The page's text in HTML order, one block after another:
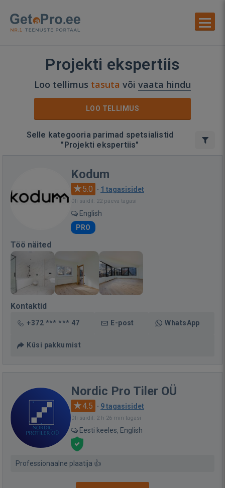
Projekti ekspertiis
Loo tellimus tasuta või vaata hindu
LOO TELLIMUS
Selle kategooria parimad spetsialistid
"Projekti ekspertiis"
Kodum
5.0 · 1 tagasisidet
Oli saidil: 22 päeva tagasi
English
PRO
Töö näited
Kontaktid
+372 *** *** 47 E-post WhatsApp
Küsi pakkumist
Nordic Pro Tiler OÜ
4.5 · 9 tagasisidet
Oli saidil: 2 h 26 min tagasi
Eesti keeles, English
Professionaalne plaatija 👍